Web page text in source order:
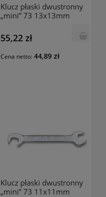
Klucz płaski dwustronny
„mini” 73 13x13mm
55,22 zł
Cena netto: 44,89 zł
Klucz płaski dwustronny
„mini” 73 11x11mm